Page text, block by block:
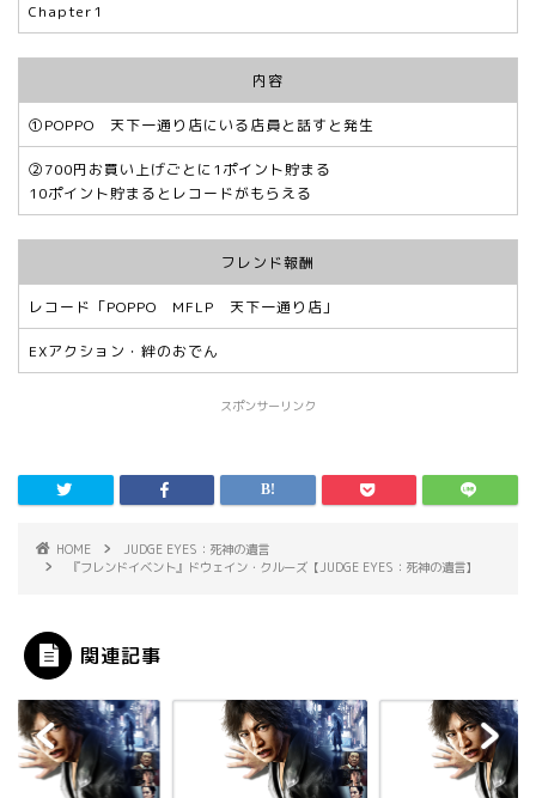
Chapter1
内容
①POPPO 天下一通り店にいる店員と話すと発生
②700円お買い上げごとに1ポイント貯まる
10ポイント貯まるとレコードがもらえる
フレンド報酬
レコード「POPPO MFLP 天下一通り店」
EXアクション・絆のおでん
スポンサーリンク
HOME
JUDGE EYES：死神の遺言
『フレンドイベント』ドウェイン・クルーズ【JUDGE EYES：死神の遺言】
関連記事